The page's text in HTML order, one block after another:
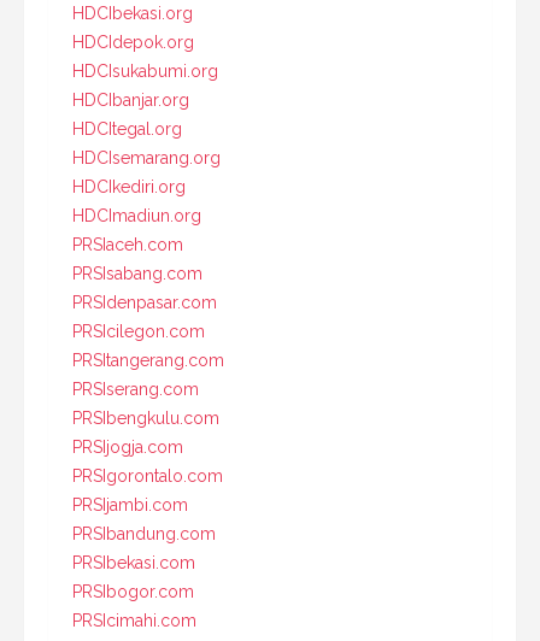
HDCIbekasi.org
HDCIdepok.org
HDCIsukabumi.org
HDCIbanjar.org
HDCItegal.org
HDCIsemarang.org
HDCIkediri.org
HDCImadiun.org
PRSIaceh.com
PRSIsabang.com
PRSIdenpasar.com
PRSIcilegon.com
PRSItangerang.com
PRSIserang.com
PRSIbengkulu.com
PRSIjogja.com
PRSIgorontalo.com
PRSIjambi.com
PRSIbandung.com
PRSIbekasi.com
PRSIbogor.com
PRSIcimahi.com